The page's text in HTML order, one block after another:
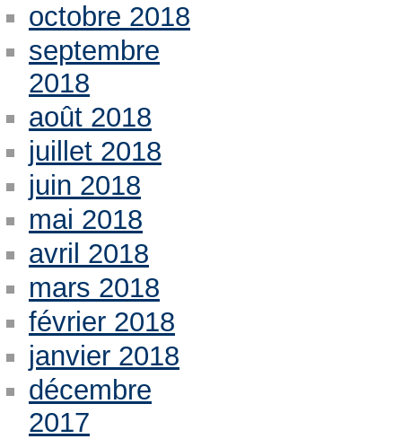
octobre 2018
septembre
2018
août 2018
juillet 2018
juin 2018
mai 2018
avril 2018
mars 2018
février 2018
janvier 2018
décembre
2017